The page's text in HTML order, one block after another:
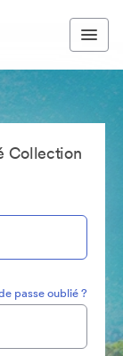
Collection
passe oublié ?